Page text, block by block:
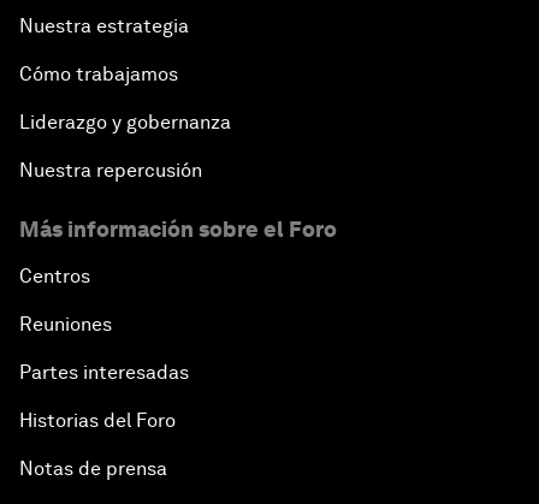
Nuestra estrategia
Cómo trabajamos
Liderazgo y gobernanza
Nuestra repercusión
Más información sobre el Foro
Centros
Reuniones
Partes interesadas
Historias del Foro
Notas de prensa